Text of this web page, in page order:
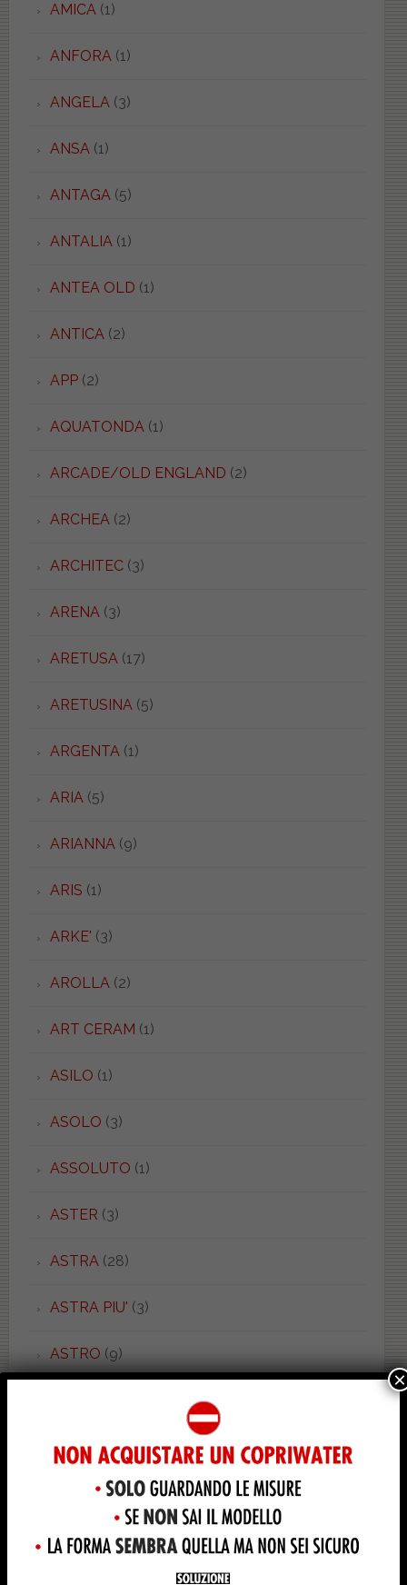
AMICA(1)
ANFORA(1)
ANGELA(3)
ANSA(1)
ANTAGA(5)
ANTALIA(1)
ANTEA OLD (1)
ANTICA(2)
APP(2)
AQUATONDA(1)
ARCADE/OLD ENGLAND (2)
ARCHEA(2)
ARCHITEC(3)
ARENA(3)
ARETUSA(17)
ARETUSINA(5)
ARGENTA(1)
ARIA(5)
ARIANNA(9)
ARIS (1)
ARKE' (3)
AROLLA(2)
ART CERAM (1)
ASILO (1)
ASOLO (3)
ASSOLUTO (1)
ASTER (3)
ASTRA(28)
ASTRA PIU' (3)
ASTRO (9)
ATENA (1)
(1)
AURORA (2)
×